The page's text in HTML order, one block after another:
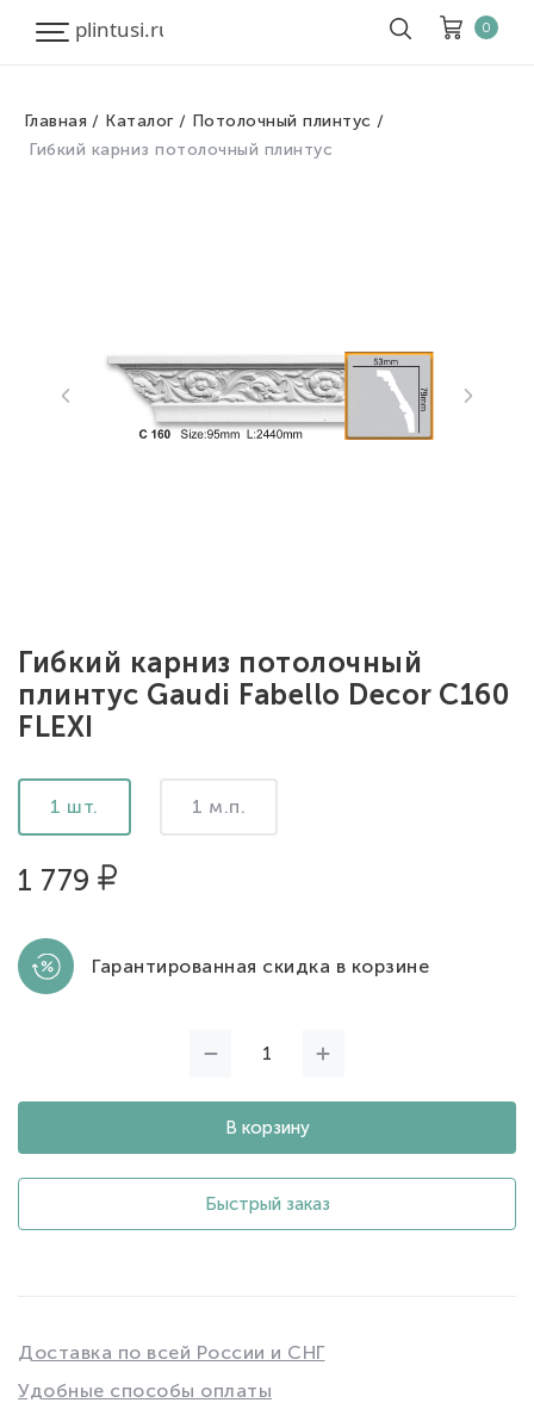
Корзина
0
Главная Каталог
Потолочный плинтус
Гибкий карниз потолочный плинтус
Гибкий карниз потолочный
плинтус Gaudi Fabello Decor C160
FLEXI
1 шт. 1 м.п.
1 779
Гарантированная скидка в корзине
В корзину
Быстрый заказ
Доставка по всей России и СНГ
Удобные способы оплаты